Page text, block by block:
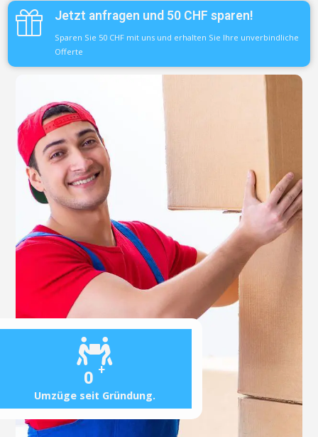
0 +
Umzüge seit Gründung.
Jetzt anfragen und 50 CHF sparen!
Sparen Sie 50 CHF mit uns und erhalten Sie Ihre unverbindliche
Offerte